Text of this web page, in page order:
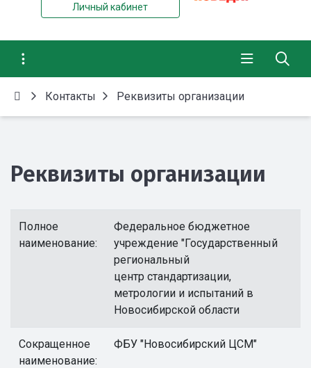
Личный кабинет
Контакты Реквизиты организации
Реквизиты организации
Полное
наименование:
Федеральное бюджетное
учреждение "Государственный
региональный
центр стандартизации,
метрологии и испытаний в
Новосибирской области
Сокращенное
наименование:
ФБУ "Новосибирский ЦСМ"